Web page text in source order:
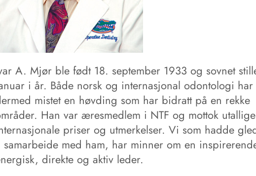
A. Mjør ble født 18. september 1933 og sovnet
i år. Både norsk og internasjonal odontologi har
mistet en høvding som har bidratt på en rekke
Han var æresmedlem i NTF og mottok utallige
priser og utmerkelser. Vi som hadde
samarbeide med ham, har minner om en
direkte og aktiv leder.